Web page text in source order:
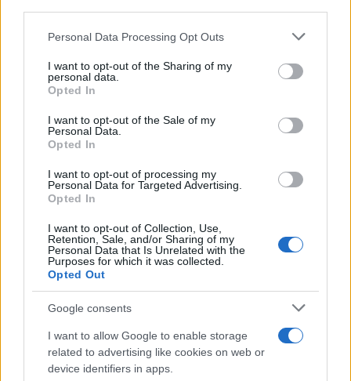
Please note that this website/app uses one or more Google
not limited to your visit or usage behaviour. You may click to
grant or deny consent to Google and its third-party tags to
use your data for below specified purposes in below Google
consent section.
Personal Data Processing Opt Outs
I want to opt-out of the Sharing of my
personal data.
Opted In
I want to opt-out of the Sale of my
Personal Data.
Opted In
I want to opt-out of processing my
Personal Data for Targeted Advertising.
Opted In
I want to opt-out of Collection, Use,
Retention, Sale, and/or Sharing of my
Personal Data that Is Unrelated with the
Purposes for which it was collected.
Opted Out
Google consents
I want to allow Google to enable storage
related to advertising like cookies on web or
device identifiers in apps.